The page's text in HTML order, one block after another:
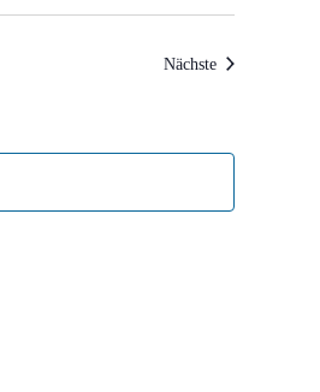
NächsteVeranstaltungen